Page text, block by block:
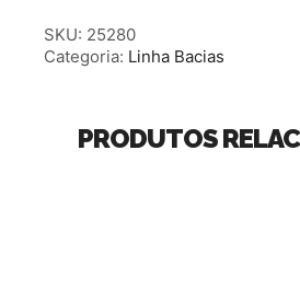
SKU: 25280
Categoria: Linha Bacias
PRODUTOS